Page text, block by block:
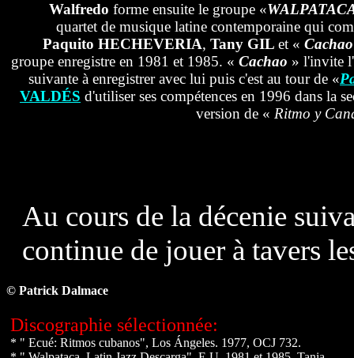
Walfredo forme ensuite le groupe «
quartet de musique latine contemporaine qui
Paquito HECHEVERIA, Tany GIL et « Cachao
groupe enregistre en 1981 et 1985. « Cachao » l'invite
suivante à enregistrer avec lui puis c'est au tour de «
VALDÉS d'utiliser ses compétences en 1996 dans la
version de « Ritmo y
Au cours de la décenie
continue de jouer à tavers
© Patrick Dalmace
Discographie sélectionnée:
* " Ecué: Ritmos cubanos", Los Ángeles. 1977, OCJ 732.